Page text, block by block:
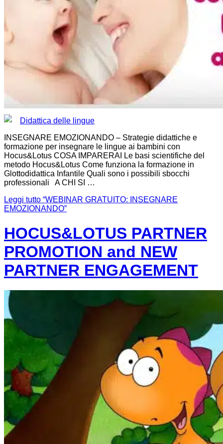
Didattica delle lingue
INSEGNARE EMOZIONANDO – Strategie didattiche e
formazione per insegnare le lingue ai bambini con
Hocus&Lotus COSA IMPARERAI Le basi scientifiche del
metodo Hocus&Lotus Come funziona la formazione in
Glottodidattica Infantile Quali sono i possibili sbocchi
professionali A CHI SI …
Leggi tutto “WEBINAR GRATUITO: INSEGNARE
EMOZIONANDO”
HOCUS&LOTUS PARTNER
PROMOTION and NEW
PARTNER ENGAGEMENT